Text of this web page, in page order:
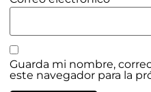
Guarda mi nombre,
este navegador para la